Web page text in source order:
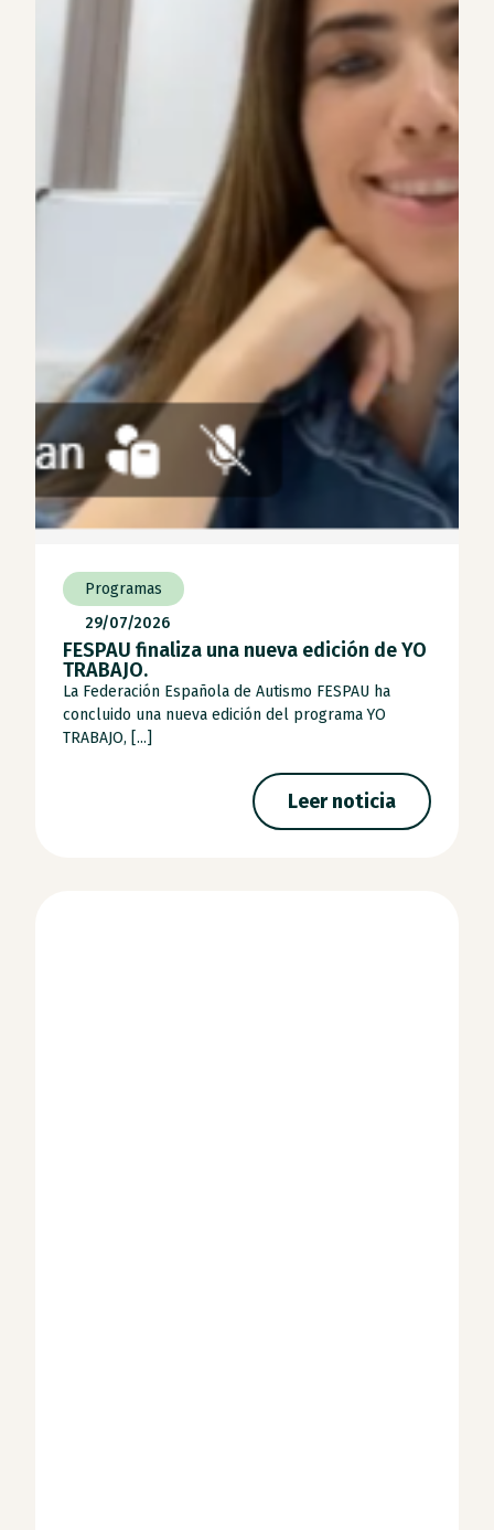
Programas
29/07/2026
FESPAU finaliza una nueva edición de YO
TRABAJO.
La Federación Española de Autismo FESPAU ha
concluido una nueva edición del programa YO
TRABAJO, [...]
Leer noticia